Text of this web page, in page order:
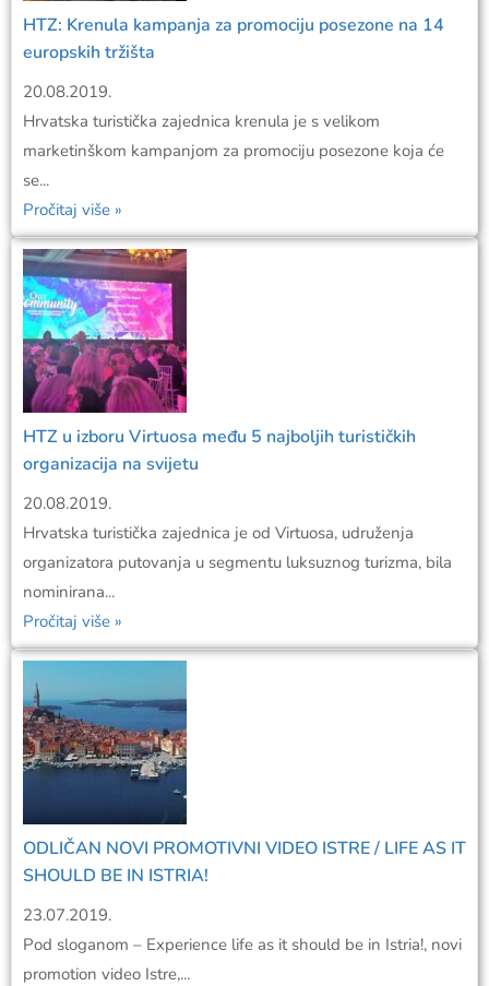
HTZ: Krenula kampanja za promociju posezone na 14
europskih tržišta
20.08.2019.
Hrvatska turistička zajednica krenula je s velikom
marketinškom kampanjom za promociju posezone koja će
se...
Pročitaj više »
​HTZ u izboru Virtuosa među 5 najboljih turističkih
organizacija na svijetu
20.08.2019.
Hrvatska turistička zajednica je od Virtuosa, udruženja
organizatora putovanja u segmentu luksuznog turizma, bila
nominirana...
Pročitaj više »
ODLIČAN NOVI PROMOTIVNI VIDEO ISTRE / LIFE AS IT
SHOULD BE IN ISTRIA!
23.07.2019.
Pod sloganom – Experience life as it should be in Istria!, novi
promotion video Istre,...